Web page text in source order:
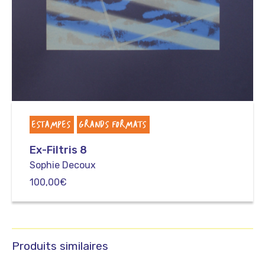
ESTAMPES GRANDS FORMATS
Ex-Filtris 8
Sophie Decoux
100,00€
Produits similaires